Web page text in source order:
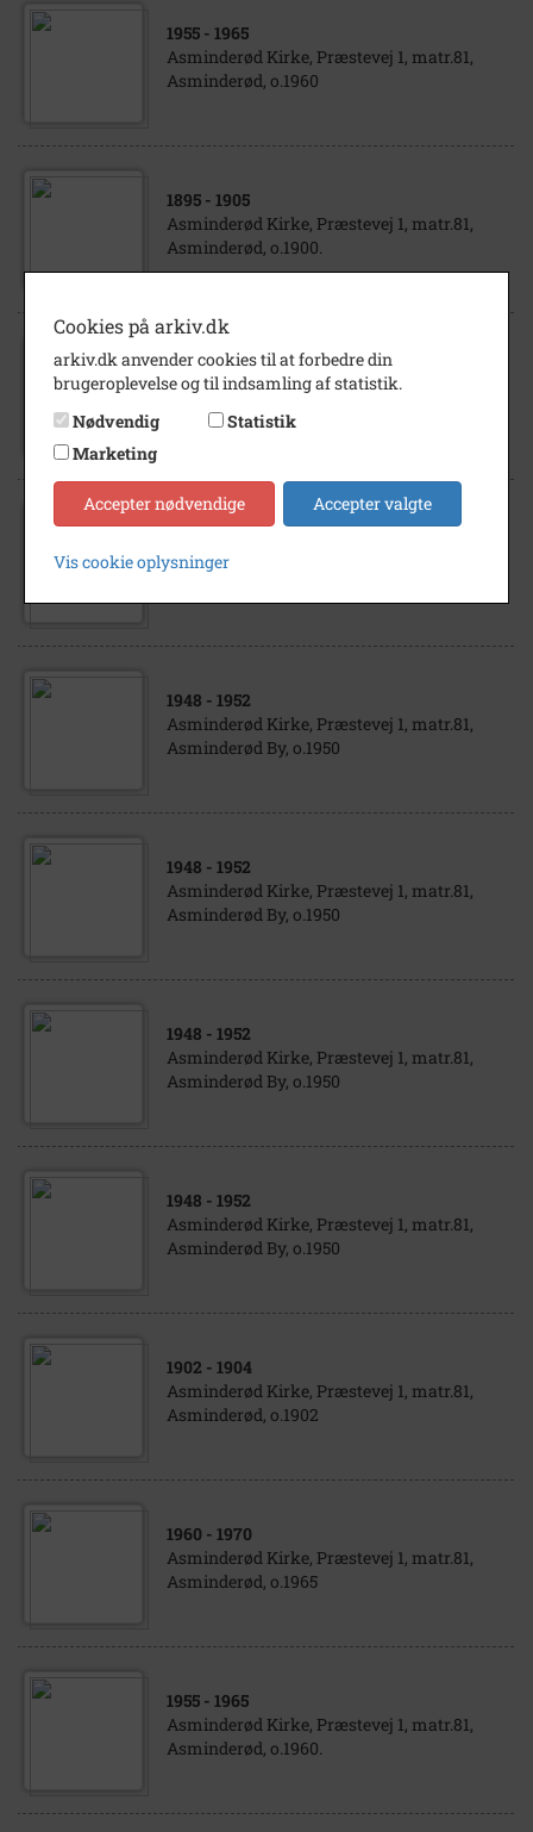
1955 - 1965
Asminderød Kirke, Præstevej 1, matr.81,
Asminderød, o.1960
1895 - 1905
Asminderød Kirke, Præstevej 1, matr.81,
Asminderød, o.1900.
1880- 1900
Asminderød Kirke, Præstevej 1, matr.81,
Asminderød, o.1890
1904
Asminderød Kirke, Præstevej 1, matr.81
1948 - 1952
Asminderød Kirke, Præstevej 1, matr.81,
Asminderød By, o.1950
1948 - 1952
Asminderød Kirke, Præstevej 1, matr.81,
Asminderød By, o.1950
1948 - 1952
Asminderød Kirke, Præstevej 1, matr.81,
Asminderød By, o.1950
1948 - 1952
Asminderød Kirke, Præstevej 1, matr.81,
Asminderød By, o.1950
1902 - 1904
Asminderød Kirke, Præstevej 1, matr.81,
Asminderød, o.1902
1960 - 1970
Asminderød Kirke, Præstevej 1, matr.81,
Asminderød, o.1965
1955 - 1965
Asminderød Kirke, Præstevej 1, matr.81,
Asminderød, o.1960.
Cookies på arkiv.dk
arkiv.dk anvender cookies til at forbedre din
brugeroplevelse og til indsamling af statistik.
Nødvendig
Statistik
Marketing
Accepter nødvendige Accepter valgte
Vis cookie oplysninger